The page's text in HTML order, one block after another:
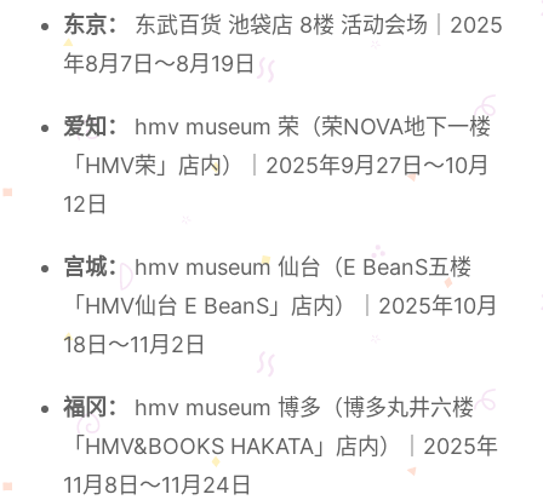
东京：
东武百货 池袋店 8楼 活动会场｜2025
年8月7日～8月19日
爱知：
hmv museum 荣（荣NOVA地下一楼
「HMV荣」店内）｜2025年9月27日～10月
12日
宫城：hmv museum 仙台（E BeanS五楼
「HMV仙台 E BeanS」店内）｜2025年10月
18日～11月2日
福冈：
hmv museum 博多（博多丸井六楼
「HMV&BOOKS HAKATA」店内）｜2025年
11月8日～11月24日